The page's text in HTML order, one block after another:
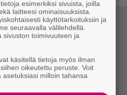
esimerkiksi sivuista, joilla
laitteesi ominaisuuksista.
käyttötarkoituksiin ja
seuraavalla välilehdellä.
sivuston toimivuuteen ja
käsitellä tietoja myös ilman
oikeutettu peruste. Voit
milloin tahansa